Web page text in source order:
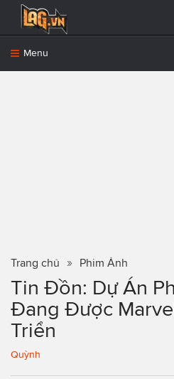
Menu
Trang chủ Phim Ảnh
Tin Đồn: Dự Án
Đang Được
Triển
Quỳnh